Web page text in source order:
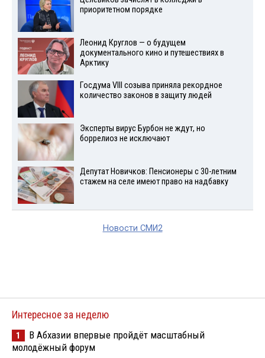
приоритетном порядке
Леонид Круглов — о будущем
документального кино и путешествиях в
Арктику
Госдума VIII созыва приняла рекордное
количество законов в защиту людей
Эксперты вирус Бурбон не ждут, но
боррелиоз не исключают
Депутат Новичков: Пенсионеры с 30-летним
стажем на селе имеют право на надбавку
Новости СМИ2
Интересное за неделю
1
В Абхазии впервые пройдёт масштабный
молодёжный форум